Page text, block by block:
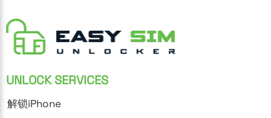
UNLOCK SERVICES
解锁iPhone